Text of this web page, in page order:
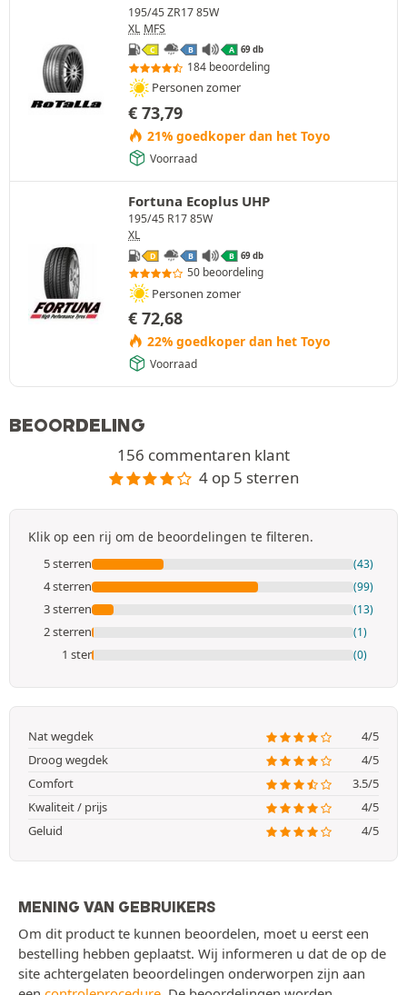
195/45 ZR17 85W
XL MFS
C B A 69 db
184 beoordeling
Personen zomer
€ 73,79
21% goedkoper dan het Toyo
Voorraad
Fortuna Ecoplus UHP
195/45 R17 85W
XL
D B B 69 db
50 beoordeling
Personen zomer
€ 72,68
22% goedkoper dan het Toyo
Voorraad
BEOORDELING
156 commentaren klant
4 op 5 sterren
Klik op een rij om de beoordelingen te filteren.
5 sterren (43)
4 sterren (99)
3 sterren (13)
2 sterren (1)
1 ster (0)
Nat wegdek
4/5
Droog wegdek
4/5
Comfort
3.5/5
Kwaliteit / prijs
4/5
Geluid
4/5
MENING VAN GEBRUIKERS
Om dit product te kunnen beoordelen, moet u eerst een
bestelling hebben geplaatst. Wij informeren u dat de op de
site achtergelaten beoordelingen onderworpen zijn aan